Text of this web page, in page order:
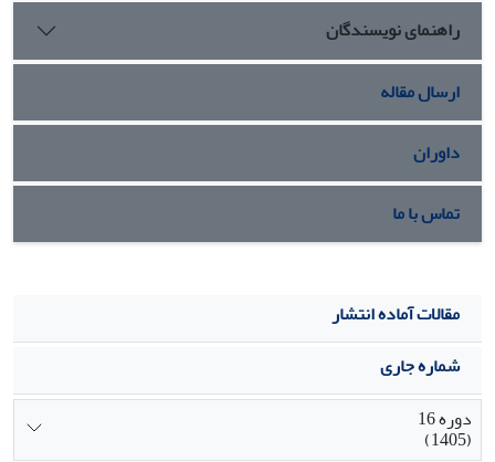
راهنمای نویسندگان
ارسال مقاله
داوران
تماس با ما
مقالات آماده انتشار
شماره جاری
دوره 16
(1405)